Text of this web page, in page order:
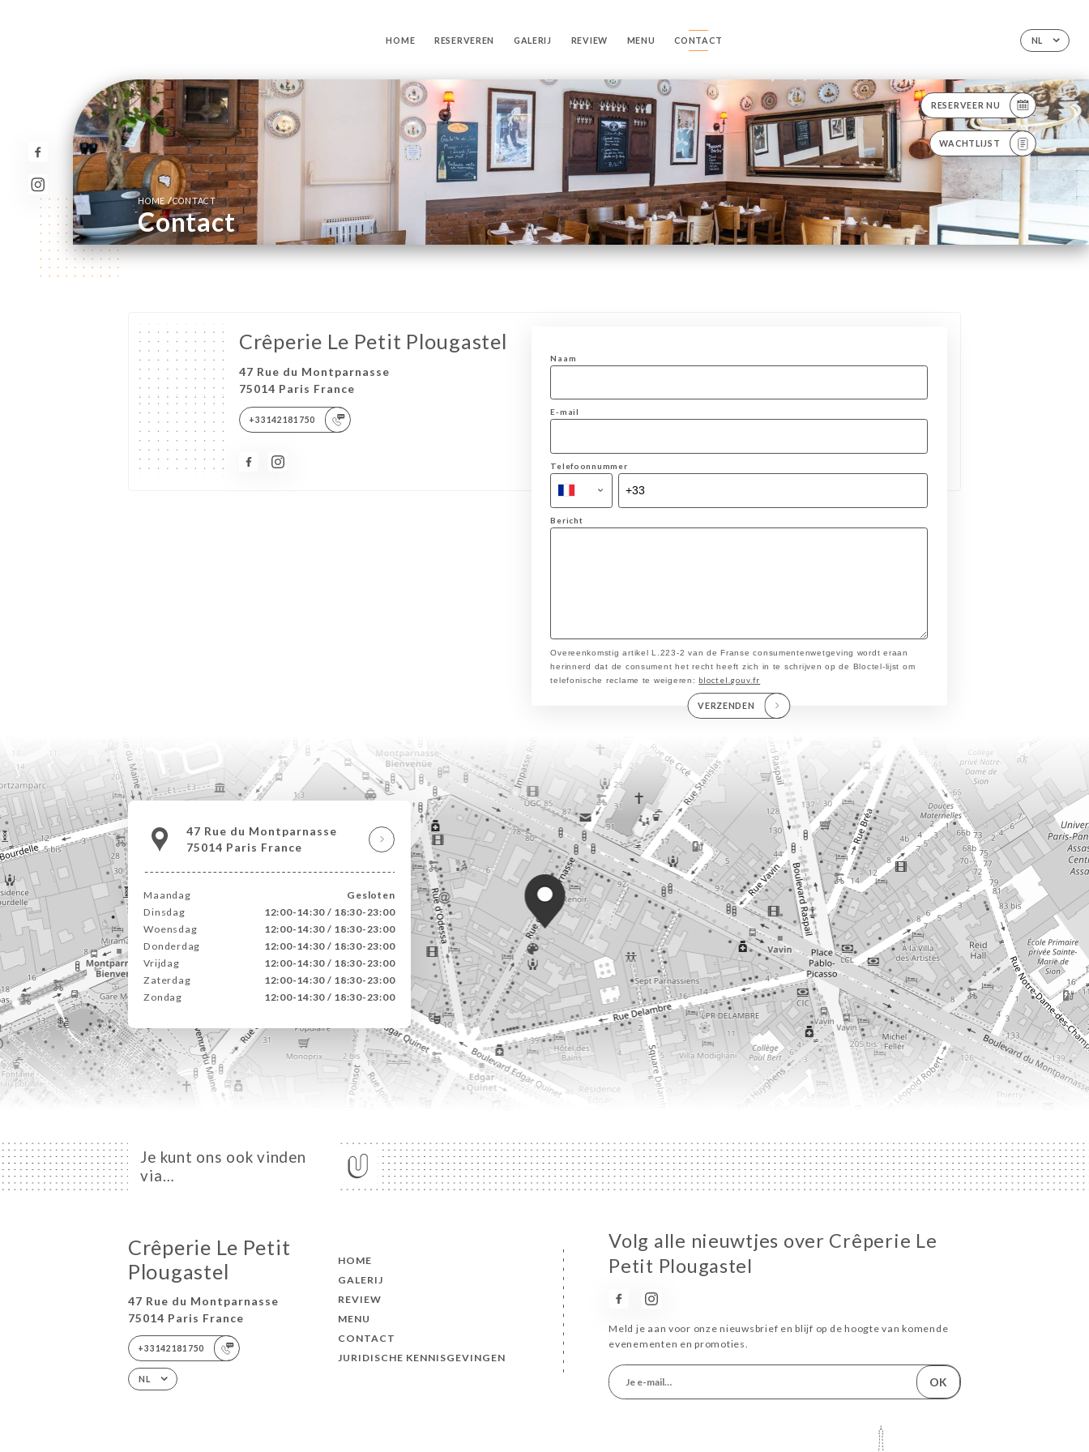
NL
HOME RESERVEREN GALERIJ REVIEW MENU CONTACT
RESERVEER NU
WACHTLIJST
HOME/CONTACT
Contact
Crêperie Le Petit Plougastel
47 Rue du Montparnasse
75014 Paris France
+33142181750
Naam
E-mail
Telefoonnummer
Bericht
Overeenkomstig artikel L.223-2 van de Franse consumentenwetgeving wordt eraan
herinnerd dat de consument het recht heeft zich in te schrijven op de Bloctel-lijst om
telefonische reclame te weigeren: bloctel.gouv.fr
VERZENDEN
47 Rue du Montparnasse
75014 Paris France
Maandag
Gesloten
Dinsdag
12:00-14:30 / 18:30-23:00
Woensdag
12:00-14:30 / 18:30-23:00
Donderdag
12:00-14:30 / 18:30-23:00
Vrijdag
12:00-14:30 / 18:30-23:00
Zaterdag
12:00-14:30 / 18:30-23:00
Zondag
12:00-14:30 / 18:30-23:00
Je kunt ons ook vinden
via…
Crêperie Le Petit
Plougastel
47 Rue du Montparnasse
75014 Paris France
+33142181750
NL
HOME
GALERIJ
REVIEW
MENU
CONTACT
JURIDISCHE KENNISGEVINGEN
Volg alle nieuwtjes over Crêperie Le
Petit Plougastel
Meld je aan voor onze nieuwsbrief en blijf op de hoogte van komende
evenementen en promoties.
OK